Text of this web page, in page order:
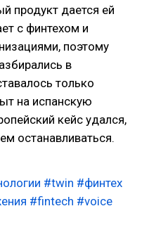
продукт дается ей
с финтехом и
поэтому
в
только
на испанскую
кейс удался,
останавливаться.
#twin #финтех
#fintech #voice